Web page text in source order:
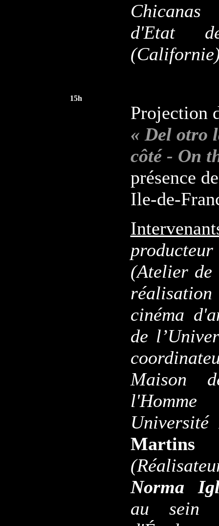
d'Etat
15h
Projection
« Del otro
côté - On
présence
Ile-de-
(Atelier
cinéma
de
Maison
Université
Norma
au sein